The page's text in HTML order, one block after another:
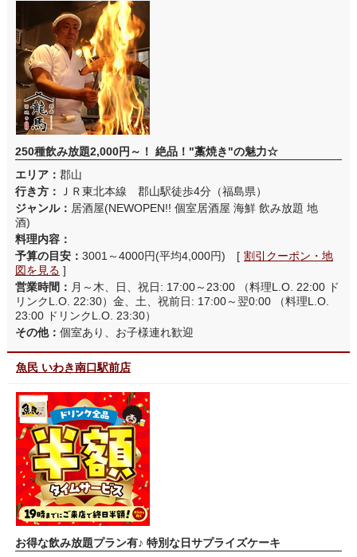
250種飲み放題2,000円～！ 絶品！"藁焼き"の魅力☆
エリア： 郡山
行き方：
ＪＲ東北本線 郡山駅徒歩4分（福島県）
ジャンル： 居酒屋(NEWOPEN!! 個室居酒屋 海鮮 飲み放題 地
酒)
料理内容：
予算の目安： 3001～4000円(平均4,000円) [ 割引クーポン・地
図を見る ]
営業時間： 月～木、日、祝日: 17:00～23:00 （料理L.O. 22:00 ド
リンクL.O. 22:30）金、土、祝前日: 17:00～翌0:00 （料理L.O.
23:00 ドリンクL.O. 23:30）
その他： 個室あり、お子様連れ歓迎
魚民 いわき南口駅前店
お得な飲み放題プラン有♪ 特別な日サプライズケーキ